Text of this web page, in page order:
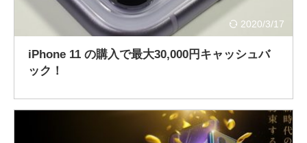
2020/3/17
iPhone 11 の購入で最大30,000円キャッシュバ
ック！